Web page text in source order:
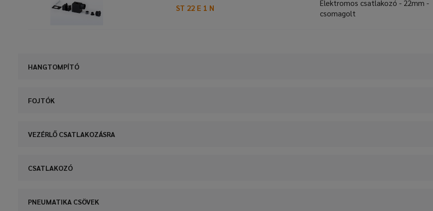
ST 22 E 1 N
Elektromos csatlakozó - 22mm -
csomagolt
HANGTOMPÍTÓ
FOJTÓK
VEZÉRLŐ CSATLAKOZÁSRA
CSATLAKOZÓ
PNEUMATIKA CSÖVEK